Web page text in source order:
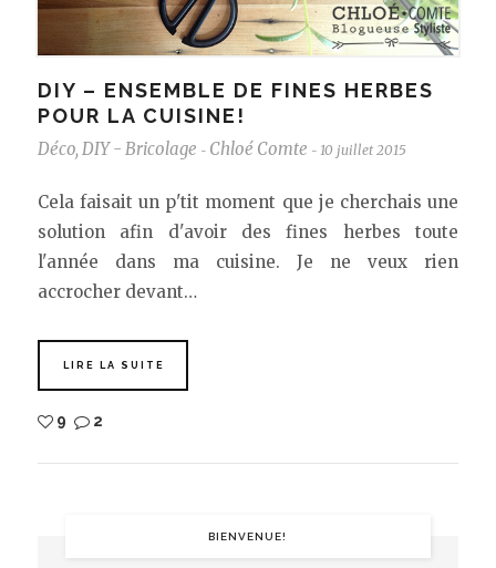
DIY – ENSEMBLE DE FINES HERBES
POUR LA CUISINE!
Déco, DIY - Bricolage - Chloé Comte - 10 juillet 2015
Cela faisait un p'tit moment que je cherchais une
solution afin d'avoir des fines herbes toute
l'année dans ma cuisine. Je ne veux rien
accrocher devant…
LIRE LA SUITE
9 2
BIENVENUE!